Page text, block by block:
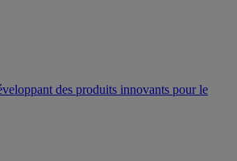
des produits innovants pour le